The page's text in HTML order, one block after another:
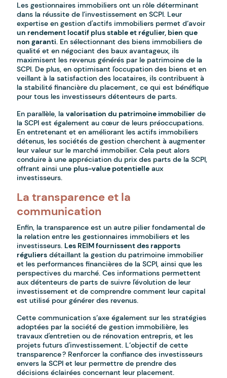
Les gestionnaires immobiliers ont un rôle déterminant
dans la réussite de l’investissement en SCPI. Leur
expertise en gestion d'actifs immobiliers permet d’avoir
un rendement locatif plus stable et régulier, bien que
non garanti. En sélectionnant des biens immobiliers de
qualité et en négociant des baux avantageux, ils
maximisent les revenus générés par le patrimoine de la
SCPI. De plus, en optimisant l'occupation des biens et en
veillant à la satisfaction des locataires, ils contribuent à
la stabilité financière du placement, ce qui est bénéfique
pour tous les investisseurs détenteurs de parts.
En parallèle, lavalorisation du patrimoine immobilier de
la SCPI est également au cœur de leurs préoccupations.
En entretenant et en améliorant les actifs immobiliers
détenus, les sociétés de gestion cherchent à augmenter
leur valeur sur le marché immobilier. Cela peut alors
conduire à une appréciation du prix des parts de la SCPI,
offrant ainsi uneplus-value potentielle aux
investisseurs.
La transparence et la
communication
Enfin, la transparence est un autre pilier fondamental de
la relation entre les gestionnaires immobiliers et les
investisseurs. Les REIM fournissent des rapports
réguliers détaillant la gestion du patrimoine immobilier
et les performances financières de la SCPI, ainsi que les
perspectives du marché. Ces informations permettent
aux détenteurs de parts de suivre l'évolution de leur
investissement et de comprendre comment leur capital
est utilisé pour générer des revenus.
Cette communication s’axe également sur les stratégies
adoptées par la société de gestion immobilière, les
travaux d'entretien ou de rénovation entrepris, et les
projets futurs d'investissement. L’objectif de cette
transparence ? Renforcer la confiance des investisseurs
envers la SCPI et leur permettre de prendre des
décisions éclairées concernant leur placement.